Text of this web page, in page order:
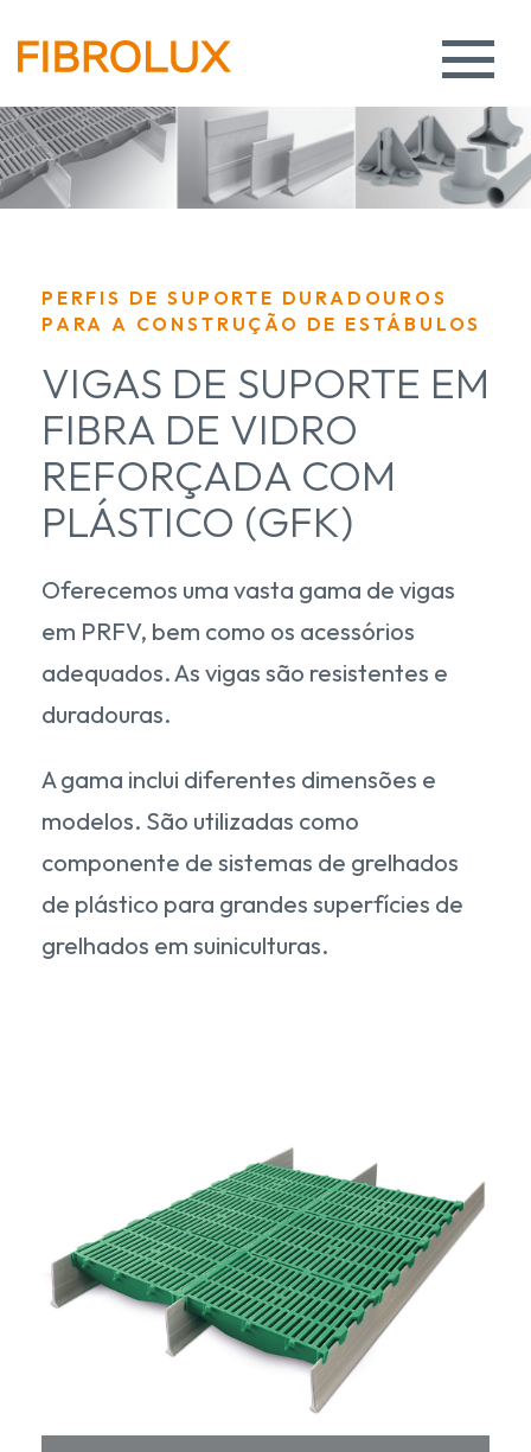
PERFIS DE SUPORTE DURADOUROS
PARA A CONSTRUÇÃO DE ESTÁBULOS
VIGAS DE SUPORTE EM
FIBRA DE VIDRO
REFORÇADA COM
PLÁSTICO (GFK)
Oferecemos uma vasta gama de vigas
em PRFV, bem como os acessórios
adequados. As vigas são resistentes e
duradouras.
A gama inclui diferentes dimensões e
modelos. São utilizadas como
componente de sistemas de grelhados
de plástico para grandes superfícies de
grelhados em suiniculturas.